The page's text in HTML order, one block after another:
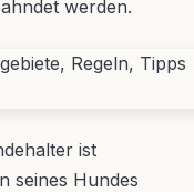
werden.
ist
seines Hundes